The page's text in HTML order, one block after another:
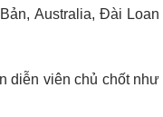
Australia, Đài
viên chủ chốt như